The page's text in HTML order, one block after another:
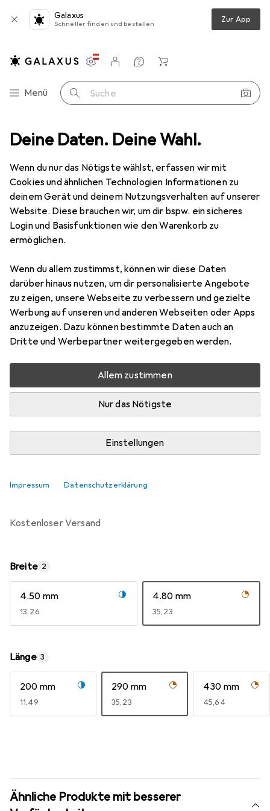
Deine Daten. Deine Wahl.
Wenn du nur das Nötigste wählst, erfassen wir mit
Cookies und ähnlichen Technologien Informationen zu
deinem Gerät und deinem Nutzungsverhalten auf unserer
Website. Diese brauchen wir, um dir bspw. ein sicheres
Login und Basisfunktionen wie den Warenkorb zu
ermöglichen.
Wenn du allem zustimmst, können wir diese Daten
darüber hinaus nutzen, um dir personalisierte Angebote
zu zeigen, unsere Webseite zu verbessern und gezielte
Werbung auf unseren und anderen Webseiten oder Apps
anzuzeigen. Dazu können bestimmte Daten auch an
Dritte und Werbepartner weitergegeben werden.
Allem zustimmen
Nur das Nötigste
Einstellungen
Impressum Datenschutzerklärung
Galaxus
Schneller finden und bestellen Zur App
Navigation nach Kategorien
Menü Suche
Einstellungen
Kundenkonto
Vergleichslisten
Merklisten
Warenkorb
Elektroinstallation Kabelbinder Phoenix Contact Kabelbinder
2 Bilder
Phoenix Contact Kabelbinder
Preis in EUR inkl. MwSt.
EUR
35,23
Bewertungen Marke
Mehr von Phoenix
Contact
Zwischen Do, 3.9. und Do, 10.9. geliefert
Mehr als 10 Stück an Lager beim Lieferanten
Benachrichtigen, wenn schneller verfügbar
In den Warenkorb
kostenloser Versand
Breite 2
4.50 mm
EUR
13,26
4.80 mm
EUR
35,23
Länge 3
200 mm
EUR
11,49
290 mm
EUR
35,23
430 mm
EUR
45,64
Ähnliche Produkte mit besserer